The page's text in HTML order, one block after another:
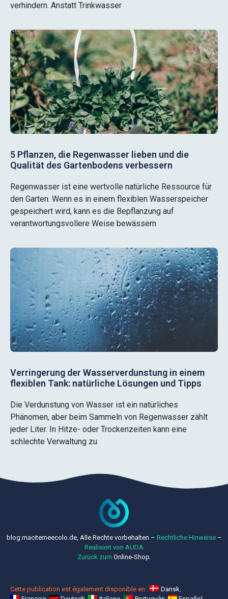
verhindern. Anstatt Trinkwasser
5 Pflanzen, die Regenwasser lieben und die
Qualität des Gartenbodens verbessern
Regenwasser ist eine wertvolle natürliche Ressource für
den Garten. Wenn es in einem flexiblen Wasserspeicher
gespeichert wird, kann es die Bepflanzung auf
verantwortungsvollere Weise bewässern
Verringerung der Wasserverdunstung in einem
flexiblen Tank: natürliche Lösungen und Tipps
Die Verdunstung von Wasser ist ein natürliches
Phänomen, aber beim Sammeln von Regenwasser zählt
jeder Liter. In Hitze- oder Trockenzeiten kann eine
schlechte Verwaltung zu
blog.maciterneecolo.de, Alle Rechte vorbehalten – Rechtliche Hinweise–
Realisiert von AUDA
Zurück zum Online-Shop.
Cette publication est également disponible en :
Dansk